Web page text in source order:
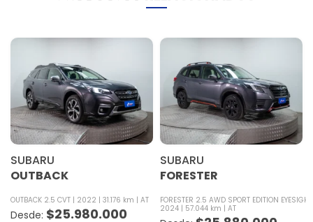
SUBARU
OUTBACK
OUTBACK 2.5 CVT 2022 31.176 km AT
$25.980.000
SUBARU
FORESTER
FORESTER 2.5 AWD SPORT EDITION
2024
57.044 km AT